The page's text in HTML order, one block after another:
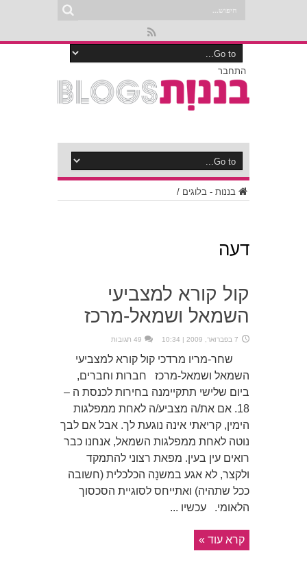
התחבר
בננות - בלוגים /
דעה
קול קורא למצביעי
השמאל ושמאל-מרכז
7 בפברואר, 2009 | 10:34 49 תגובות
שחר-מריו מרדכי קול קורא למצביעי
השמאל ושמאל-מרכז חברות וחברים,
ביום שלישי תתקיימנה בחירות לכנסת ה –
18. אם את/ה מצביע/ה לאחת ממפלגות
הימין, קריאתי אינה נוגעת לך. אבל אם לבך
נוטה לאחת ממפלגות השמאל, אנחנו כבר
רואים עין בעין. מפאת רצוני להתמקד
ולקצר, לא אגע במשנָה הכלכלית (חשובה
ככל שתהיה) ואתייחס לסוגיית הסכסוך
הלאומי. עכשיו ...
קרא עוד »